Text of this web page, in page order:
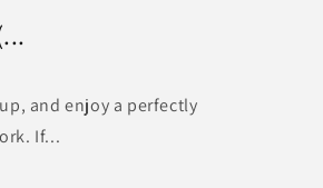
and enjoy a perfectly
If...